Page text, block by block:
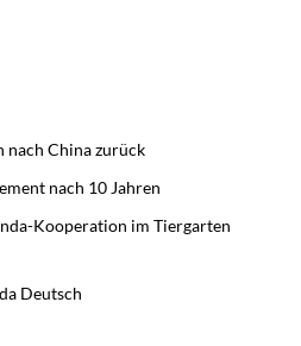
nach China zurück
nach 10 Jahren
Kooperation im Tiergarten
Deutsch